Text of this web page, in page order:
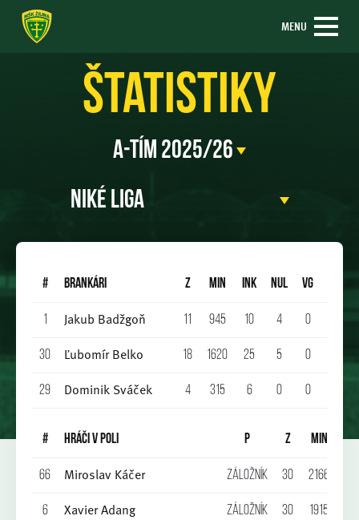
MENU
Štatistiky
# BRANKÁRI Z Min INK NUL VG
1 Jakub Badžgoň 11 945 10 4 0
30 Ľubomír Belko 18 1620 25 5 0
29 Dominik Sváček 4 315 6 0 0
# HRÁČI V POLI P Z MIN G
66 Miroslav Káčer Záložník 30 2166
6 Xavier Adang Záložník 30 1915